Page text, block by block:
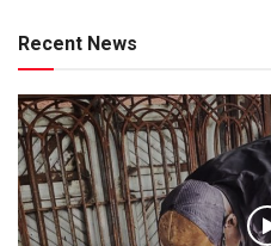
Recent News